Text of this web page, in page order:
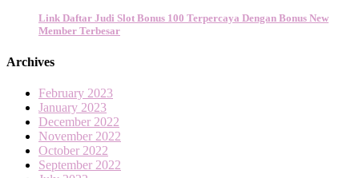
Link Daftar Judi Slot Bonus 100 Terpercaya Dengan Bonus New
Member Terbesar
Archives
February 2023
January 2023
December 2022
November 2022
October 2022
September 2022